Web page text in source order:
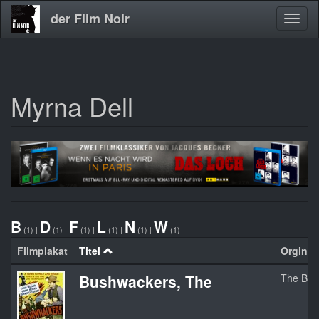
Direkt
zum
der Film Noir
Myrna Dell
B (1) | D (1) | F (1) | L (1) | N (1) | W (1)
Filmplakat Titel
Bushwackers, The The